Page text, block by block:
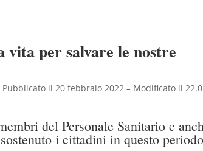
per salvare le nostre
Pubblicato il 20 febbraio 2022 – Modificato il
del Personale Sanitario e
i cittadini in questo